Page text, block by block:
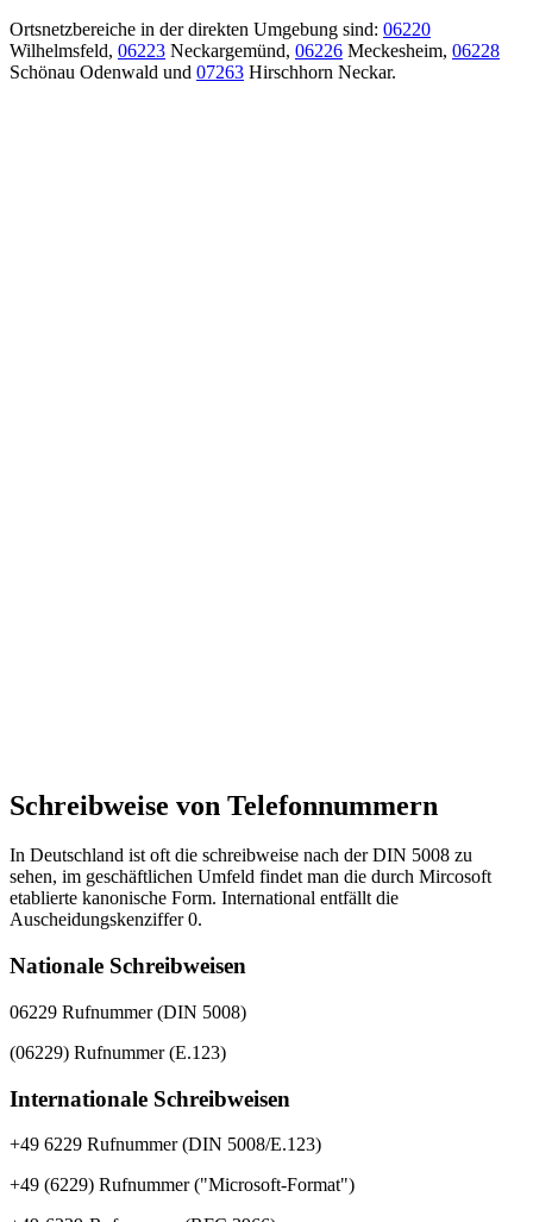
Ortsnetzbereiche in der direkten Umgebung sind: 06220
Wilhelmsfeld, 06223 Neckargemünd, 06226 Meckesheim, 06228
Schönau Odenwald und 07263 Hirschhorn Neckar.
Schreibweise von Telefonnummern
In Deutschland ist oft die schreibweise nach der DIN 5008 zu
sehen, im geschäftlichen Umfeld findet man die durch Mircosoft
etablierte kanonische Form. International entfällt die
Auscheidungskenziffer 0.
Nationale Schreibweisen
06229 Rufnummer (DIN 5008)
(06229) Rufnummer (E.123)
Internationale Schreibweisen
+49 6229 Rufnummer (DIN 5008/E.123)
+49 (6229) Rufnummer ("Microsoft-Format")